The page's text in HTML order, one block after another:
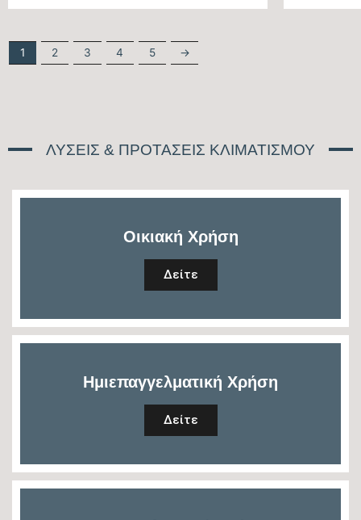
με
από
με
1 2 3 4 5 →
ΛΥΣΕΙΣ & ΠΡΟΤΑΣΕΙΣ ΚΛΙΜΑΤΙΣΜΟΥ
Οικιακή Χρήση
Δείτε
Ημιεπαγγελματική Χρήση
Δείτε